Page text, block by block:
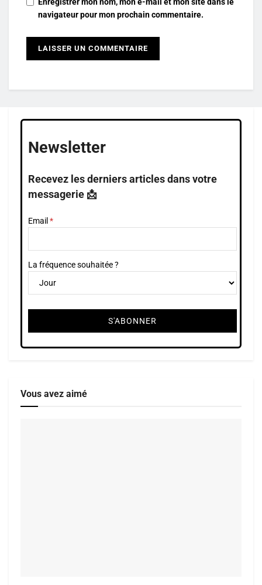
navigateur pour mon prochain commentaire.
Newsletter
Recevez les derniers articles dans votre
messagerie 📩
Email
La fréquence souhaitée ?
Vous avez aimé